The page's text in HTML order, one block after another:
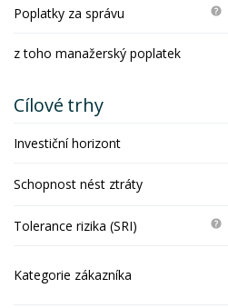
Poplatky za správu
z toho manažerský poplatek
Cílové trhy
Investiční horizont
Schopnost nést ztráty
Tolerance rizika (SRI)
Kategorie zákazníka